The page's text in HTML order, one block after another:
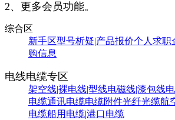
2、更多会员功能。
综合区
新手区型号析疑|产品报价个人求职
购信息
电线电缆专区
架空线|裸电线|型线电磁线|漆包线
电缆通讯电缆电缆附件光纤光缆航
电缆船用电缆|港口电缆